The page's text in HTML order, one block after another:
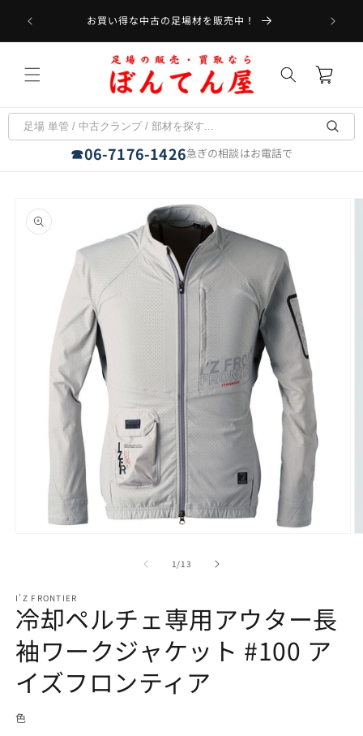
ンツに
可能 お買い得な中古の足場材を販売中！ フラッ
ー
☎06-7176-1426急ぎの相談はお電話で
報にス
キップ
で
メ
デ
ィ
ア
を
く
1/の
13
I'Z FRONTIER
冷却ペルチェ専用アウター長
袖ワークジャケット #100 ア
イズフロンティア
色